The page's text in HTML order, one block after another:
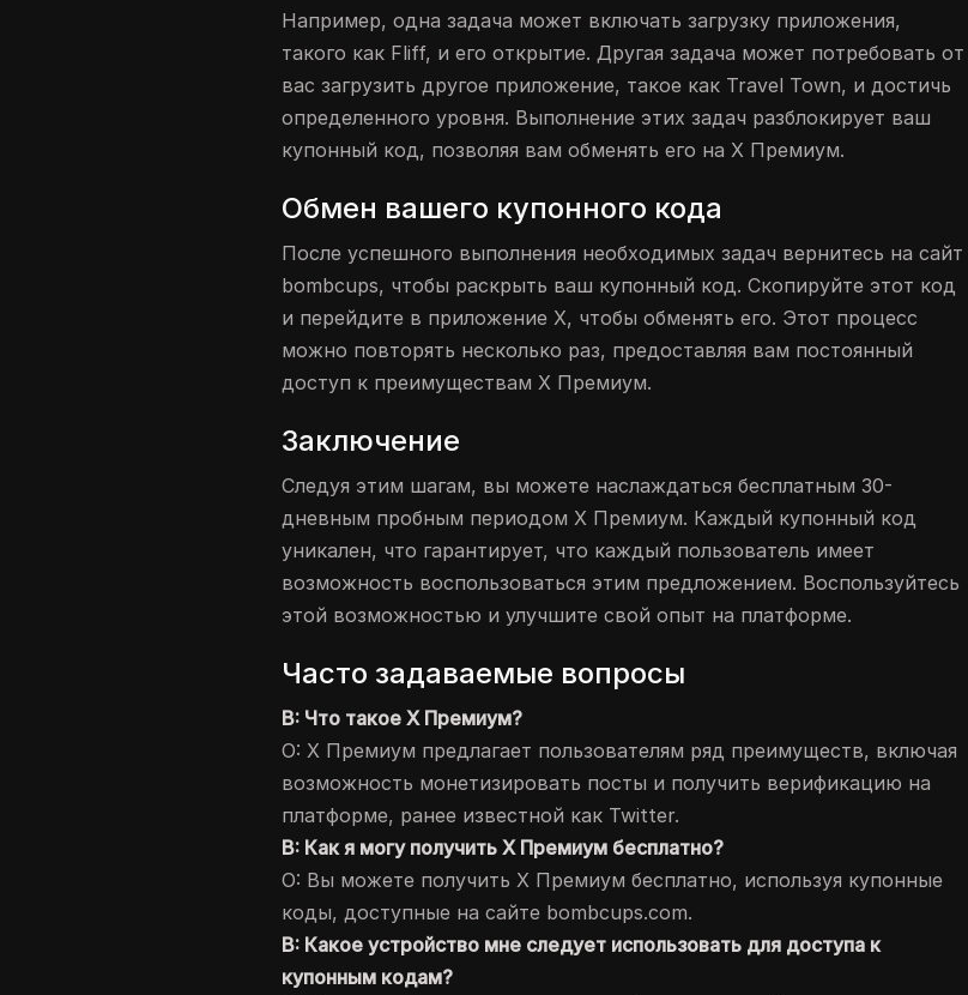
Например, одна задача может включать загрузку приложения,
такого как Fliff, и его открытие. Другая задача может потребовать от
вас загрузить другое приложение, такое как Travel Town, и достичь
определенного уровня. Выполнение этих задач разблокирует ваш
купонный код, позволяя вам обменять его на X Премиум.
Обмен вашего купонного кода
После успешного выполнения необходимых задач вернитесь на сайт
bombcups, чтобы раскрыть ваш купонный код. Скопируйте этот код
и перейдите в приложение X, чтобы обменять его. Этот процесс
можно повторять несколько раз, предоставляя вам постоянный
доступ к преимуществам X Премиум.
Заключение
Следуя этим шагам, вы можете наслаждаться бесплатным 30-
дневным пробным периодом X Премиум. Каждый купонный код
уникален, что гарантирует, что каждый пользователь имеет
возможность воспользоваться этим предложением. Воспользуйтесь
этой возможностью и улучшите свой опыт на платформе.
Часто задаваемые вопросы
В: Что такое X Премиум?
О: X Премиум предлагает пользователям ряд преимуществ, включая
возможность монетизировать посты и получить верификацию на
платформе, ранее известной как Twitter.
В: Как я могу получить X Премиум бесплатно?
О: Вы можете получить X Премиум бесплатно, используя купонные
коды, доступные на сайте bombcups.com.
В: Какое устройство мне следует использовать для доступа к
купонным кодам?